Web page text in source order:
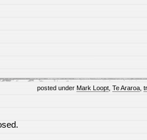
posted under Mark Loopt Te Araroa